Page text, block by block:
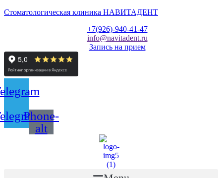
Стоматологическая клиника НАВИТАДЕНТ
+7(926)-940-41-47
info@navitadent.ru
Запись на прием
Phone-
alt